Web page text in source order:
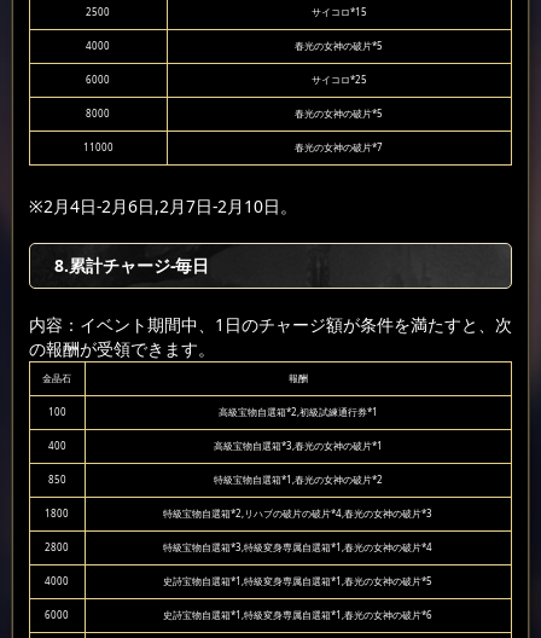
2500 サイコロ*15
4000 春光の女神の破片*5
6000 サイコロ*25
8000 春光の女神の破片*5
11000 春光の女神の破片*7
※2月4日-2月6日,2月7日-2月10日。
8.累計チャージ-毎日
内容：イベント期間中、1日のチャージ額が条件を満たすと、次
の報酬が受領できます。
金晶石 報酬
100 高級宝物自選箱*2,初級試練通行券*1
400 高級宝物自選箱*3,春光の女神の破片*1
850 特級宝物自選箱*1,春光の女神の破片*2
1800 特級宝物自選箱*2,リハブの破片の破片*4,春光の女神の破片*3
2800 特級宝物自選箱*3,特級変身専属自選箱*1,春光の女神の破片*4
4000 史詩宝物自選箱*1,特級変身専属自選箱*1,春光の女神の破片*5
6000 史詩宝物自選箱*1,特級変身専属自選箱*1,春光の女神の破片*6